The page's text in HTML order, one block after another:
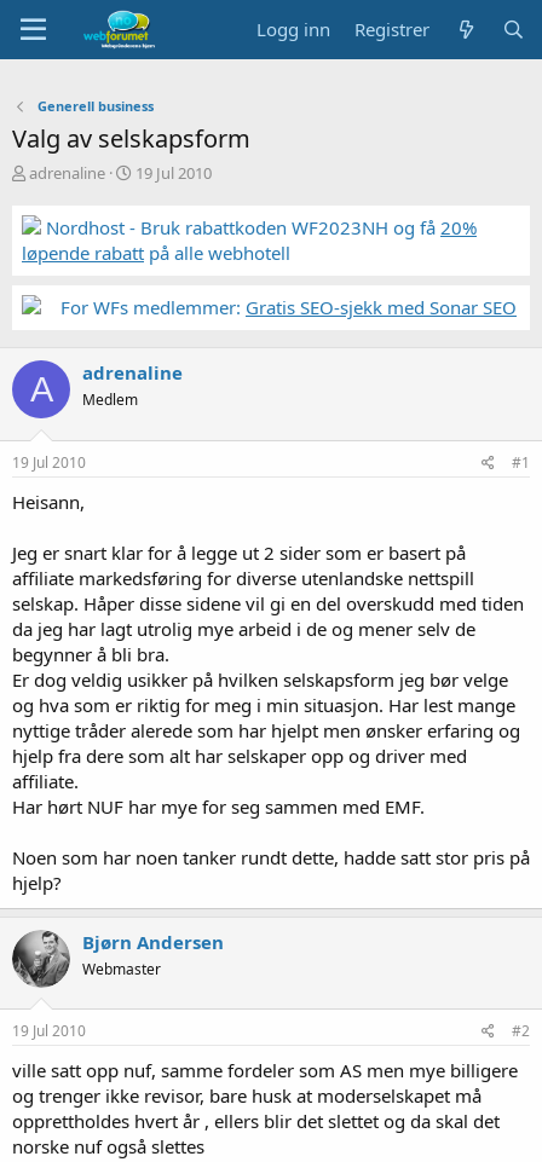
Logg inn Registrer
Generell business
Valg av selskapsform
T
å
d
s
a
e
r
adrenaline
S
r
t
a
19 Jul 2010
Nordhost - Bruk rabattkoden WF2023NH og få 20%
løpende rabatt på alle webhotell
For WFs medlemmer: Gratis SEO-sjekk med Sonar SEO
A adrenaline
Medlem
19 Jul 2010 #1
Heisann,
Jeg er snart klar for å legge ut 2 sider som er basert på
affiliate markedsføring for diverse utenlandske nettspill
selskap. Håper disse sidene vil gi en del overskudd med tiden
da jeg har lagt utrolig mye arbeid i de og mener selv de
begynner å bli bra.
Er dog veldig usikker på hvilken selskapsform jeg bør velge
og hva som er riktig for meg i min situasjon. Har lest mange
nyttige tråder alerede som har hjelpt men ønsker erfaring og
hjelp fra dere som alt har selskaper opp og driver med
affiliate.
Har hørt NUF har mye for seg sammen med EMF.
Noen som har noen tanker rundt dette, hadde satt stor pris på
hjelp?
Bjørn Andersen
Webmaster
19 Jul 2010 #2
ville satt opp nuf, samme fordeler som AS men mye billigere
og trenger ikke revisor, bare husk at moderselskapet må
opprettholdes hvert år , ellers blir det slettet og da skal det
norske nuf også slettes